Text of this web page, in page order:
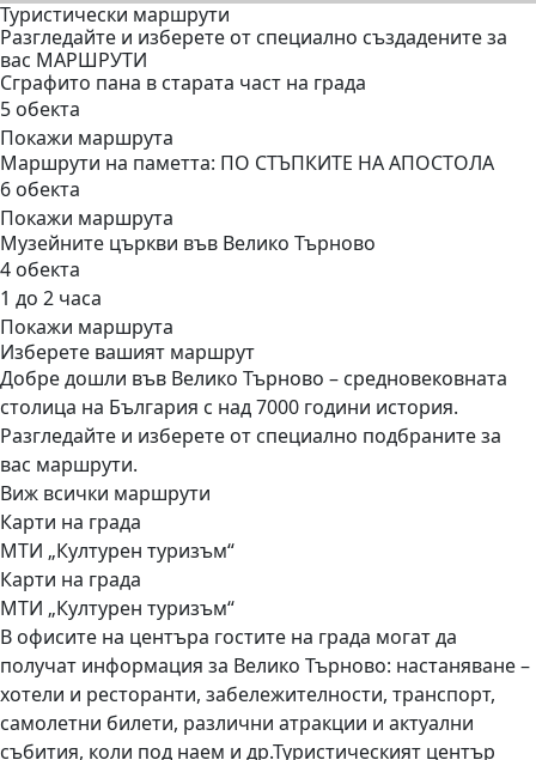
Туристически маршрути
Разгледайте и изберете от специално създадените за
вас МАРШРУТИ
Сграфито пана в старата част на града
5 обекта
Покажи маршрута
Маршрути на паметта: ПО СТЪПКИТЕ НА АПОСТОЛА
6 обекта
Покажи маршрута
Музейните църкви във Велико Търново
4 обекта
1 до 2 часа
Покажи маршрута
Изберете вашият маршрут
Добре дошли във Велико Търново – средновековната
столица на България с над 7000 години история.
Разгледайте и изберете от специално подбраните за
вас маршрути.
Виж всички маршрути
Карти на града
МТИ „Културен туризъм“
Карти на града
МТИ „Културен туризъм“
В офисите на центъра гостите на града могат да
получат информация за Велико Търново: настаняване –
хотели и ресторанти, забележителности, транспорт,
самолетни билети, различни атракции и актуални
събития, коли под наем и др.Туристическият център